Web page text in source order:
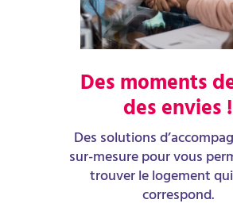
Des moments
des envies !
Des solutions
sur-mesure pour vous
trouver le logement
correspond.